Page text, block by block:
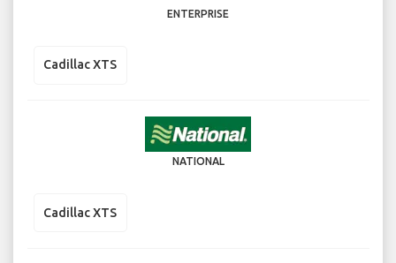
ENTERPRISE
Cadillac XTS
NATIONAL
Cadillac XTS